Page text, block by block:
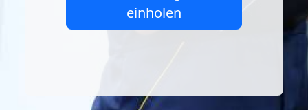
einholen